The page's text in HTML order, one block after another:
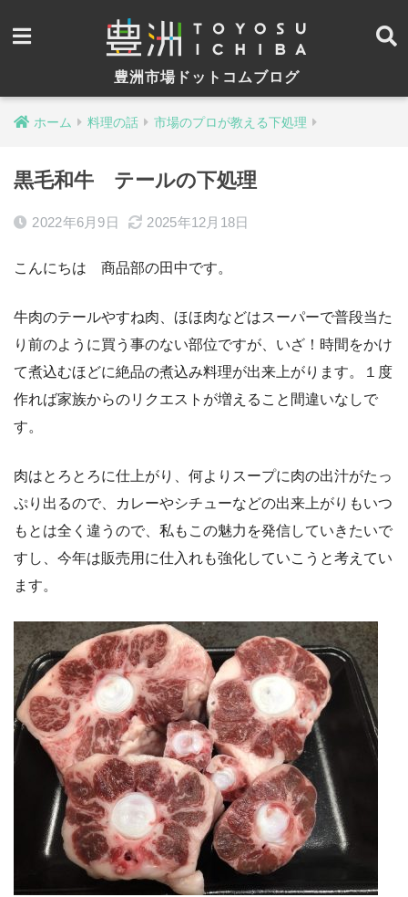
豊洲市場ドットコムブログ
ホーム 料理の話 市場のプロが教える下処理
黒毛和牛 テールの下処理
2022年6月9日 2025年12月18日
こんにちは 商品部の田中です。
牛肉のテールやすね肉、ほほ肉などはスーパーで普段当た
り前のように買う事のない部位ですが、いざ！時間をかけ
て煮込むほどに絶品の煮込み料理が出来上がります。１度
作れば家族からのリクエストが増えること間違いなしで
す。
肉はとろとろに仕上がり、何よりスープに肉の出汁がたっ
ぷり出るので、カレーやシチューなどの出来上がりもいつ
もとは全く違うので、私もこの魅力を発信していきたいで
すし、今年は販売用に仕入れも強化していこうと考えてい
ます。